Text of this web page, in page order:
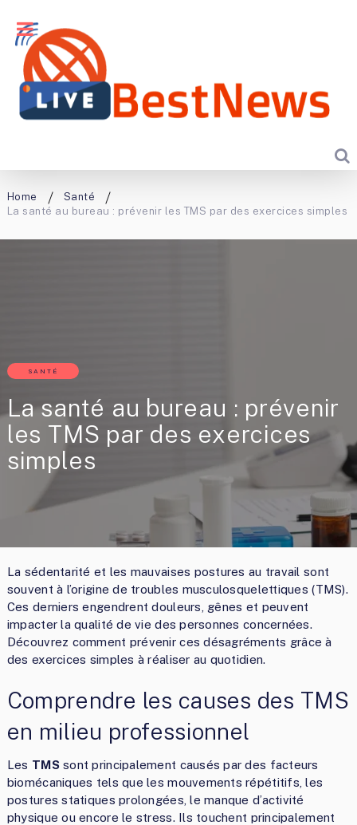
Home
Santé
La santé au bureau : prévenir les TMS par des exercices simples
SANTÉ
La santé au bureau : prévenir
les TMS par des exercices
simples
La sédentarité et les mauvaises postures au travail sont
souvent à l’origine de troubles musculosquelettiques (TMS).
Ces derniers engendrent douleurs, gênes et peuvent
impacter la qualité de vie des personnes concernées.
Découvrez comment prévenir ces désagréments grâce à
des exercices simples à réaliser au quotidien.
Comprendre les causes des TMS
en milieu professionnel
Les TMSsont principalement causés par des facteurs
biomécaniques tels que les mouvements répétitifs, les
postures statiques prolongées, le manque d’activité
physique ou encore le stress. Ils touchent principalement